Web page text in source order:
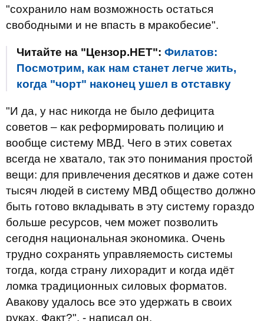
"сохранило нам возможность остаться
свободными и не впасть в мракобесие".
Читайте на "Цензор.НЕТ": Филатов:
Посмотрим, как нам станет легче жить,
когда "чорт" наконец ушел в отставку
"И да, у нас никогда не было дефицита
советов – как реформировать полицию и
вообще систему МВД. Чего в этих советах
всегда не хватало, так это понимания простой
вещи: для привлечения десятков и даже сотен
тысяч людей в систему МВД общество должно
быть готово вкладывать в эту систему гораздо
больше ресурсов, чем может позволить
сегодня национальная экономика. Очень
трудно сохранять управляемость системы
тогда, когда страну лихорадит и когда идёт
ломка традиционных силовых форматов.
Авакову удалось все это удержать в своих
руках. Факт?", - написал он.